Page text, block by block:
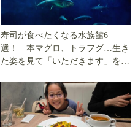
寿司が食べたくなる水族館6
選！ 本マグロ、トラフグ…生き
た姿を見て「いただきます」を考